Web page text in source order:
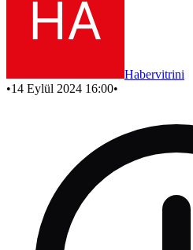
Habervitrini
•14 Eylül 2024 16:00•